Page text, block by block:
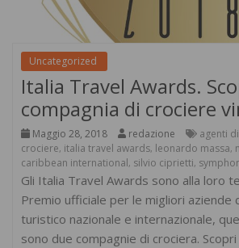
Uncategorized
Italia Travel Awards.
compagnia di crociere
Maggio 28, 2018 redazione agenti
crociere, italia travel awards, leonardo massa,
caribbean international, silvio ciprietti,
Gli Italia Travel Awards sono alla loro
Premio ufficiale per le migliori aziende
turistico nazionale e internazionale,
sono due compagnie di crociera.